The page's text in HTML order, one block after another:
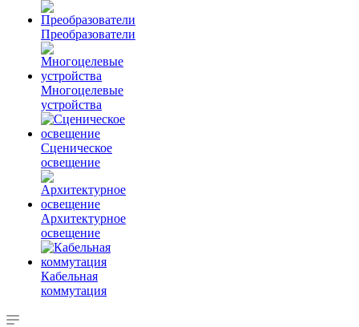
Преобразователи
Многоцелевые
устройства
Сценическое
освещение
Архитектурное
освещение
Кабельная
коммутация